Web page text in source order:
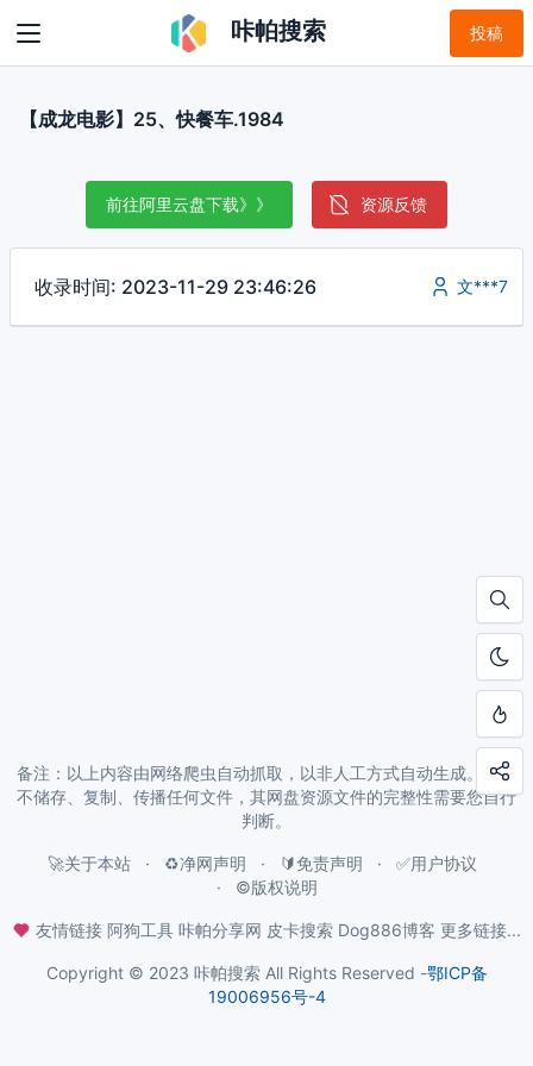
咔帕搜索 投稿
【成龙电影】25、快餐车.1984
前往阿里云盘下载》》 资源反馈
收录时间: 2023-11-29 23:46:26 文***7
备注：以上内容由网络爬虫自动抓取，以非人工方式自动生成。本站
不储存、复制、传播任何文件，其网盘资源文件的完整性需要您自行
判断。
🚀关于本站 ♻️净网声明 🔰免责声明
✅用户协议
©️版权说明
友情链接 阿狗工具 咔帕分享网 皮卡搜索 Dog886博客 更多链接...
Copyright © 2023 咔帕搜索 All Rights Reserved -鄂ICP备
19006956号-4